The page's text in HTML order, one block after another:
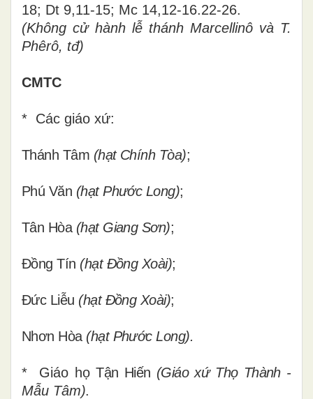
18; Dt 9,11-15; Mc 14,12-16.22-26.
(Không cử hành lễ thánh Marcellinô và T.
Phêrô, tđ)
CMTC
* Các giáo xứ:
Thánh Tâm (hạt Chính Tòa);
Phú Văn (hạt Phước Long);
Tân Hòa (hạt Giang Sơn);
Đồng Tín (hạt Đồng Xoài);
Đức Liễu (hạt Đồng Xoài);
Nhơn Hòa (hạt Phước Long).
* Giáo họTận Hiến (Giáo xứ Thọ Thành -
Mẫu Tâm).